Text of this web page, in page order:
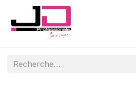
Se rendre au contenu